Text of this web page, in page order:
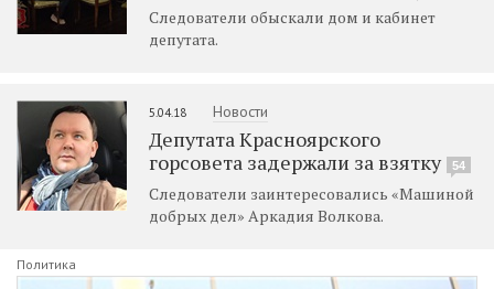
Следователи обыскали дом и кабинет
депутата.
5.04.18 Новости
Депутата Красноярского
горсовета задержали за взятку
54
Следователи заинтересовались «Машиной
добрых дел» Аркадия Волкова.
Политика